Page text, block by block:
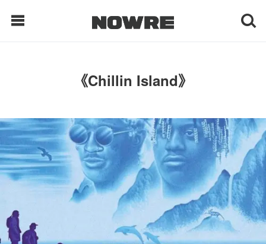
每日鲜榨
现客视点
每日栏目
时 尚
球 鞋
生 活
《Chillin Island》